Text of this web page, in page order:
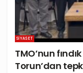
SIYASET
TMO’nun
Torun’dan